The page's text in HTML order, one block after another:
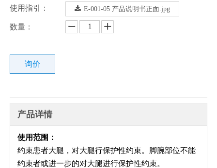
使用指引：
E-001-05 产品说明书正面.jpg
数量：
询价
产品详情
使用范围：
约束患者大腿，对大腿行保护性约束。脚腕部位不能
约束者或进一步的对大腿进行保护性约束。